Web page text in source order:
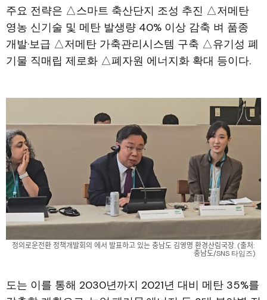
주요 전략은 △스마트 축산단지 조성 추진 △저메탄
영농 신기술 및 메탄 발생량 40% 이상 감축 벼 품종
개발·보급 △저메탄 가축관리시스템 구축 △유기성 폐
기물 직매립 제로화 △폐자원 에너지화 확대 등이다.
정의로운전환 정책개발회의 에서 발표하고 있는 충남도 김영명 환경산림국장. (출처:
충남도/SNS 타임즈)
도는 이를 통해 2030년까지 2021년 대비 메탄 35%를